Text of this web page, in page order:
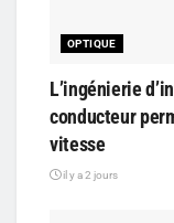
OPTIQUE
L’ingénierie
conducteur
vitesse
il y a 2 jours